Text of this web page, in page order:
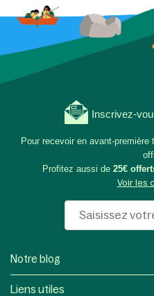
Inscrivez-
Pour recevoir en avant-
Profitez aussi de 25€
Voir les
Notre blog
Liens utiles